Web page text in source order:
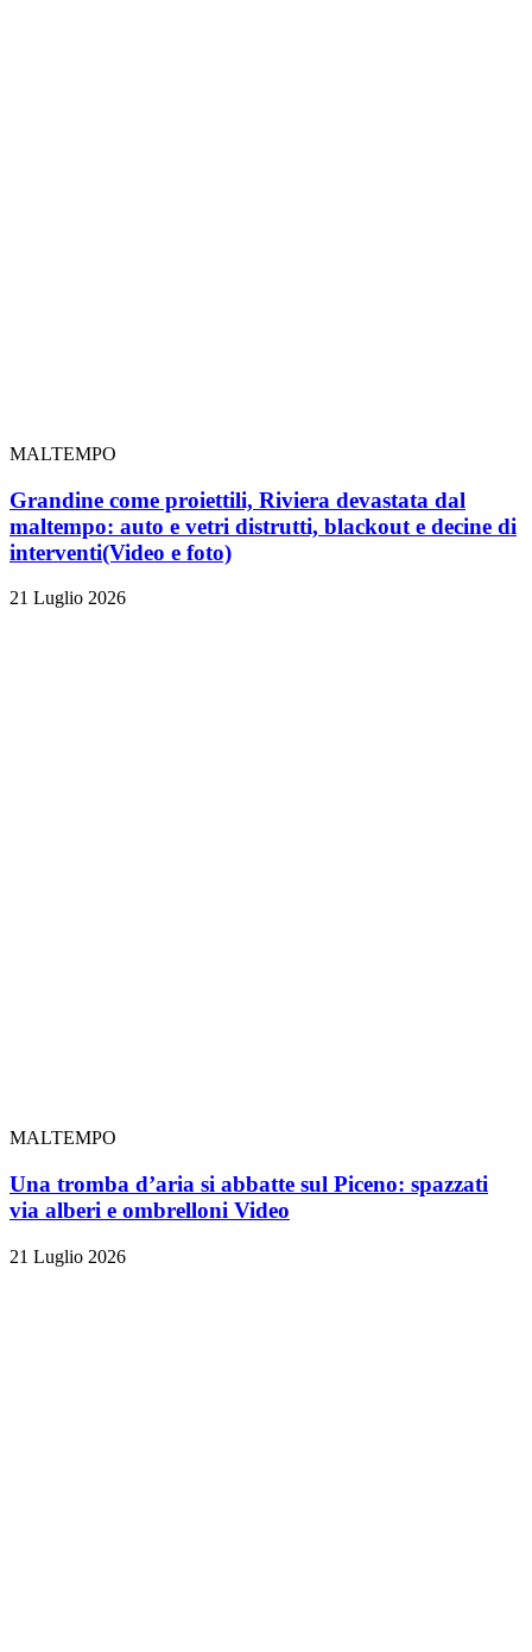
MALTEMPO
Grandine come proiettili, Riviera devastata dal
maltempo: auto e vetri distrutti, blackout e decine di
interventi(Video e foto)
21 Luglio 2026
MALTEMPO
Una tromba d’aria si abbatte sul Piceno: spazzati
via alberi e ombrelloni Video
21 Luglio 2026